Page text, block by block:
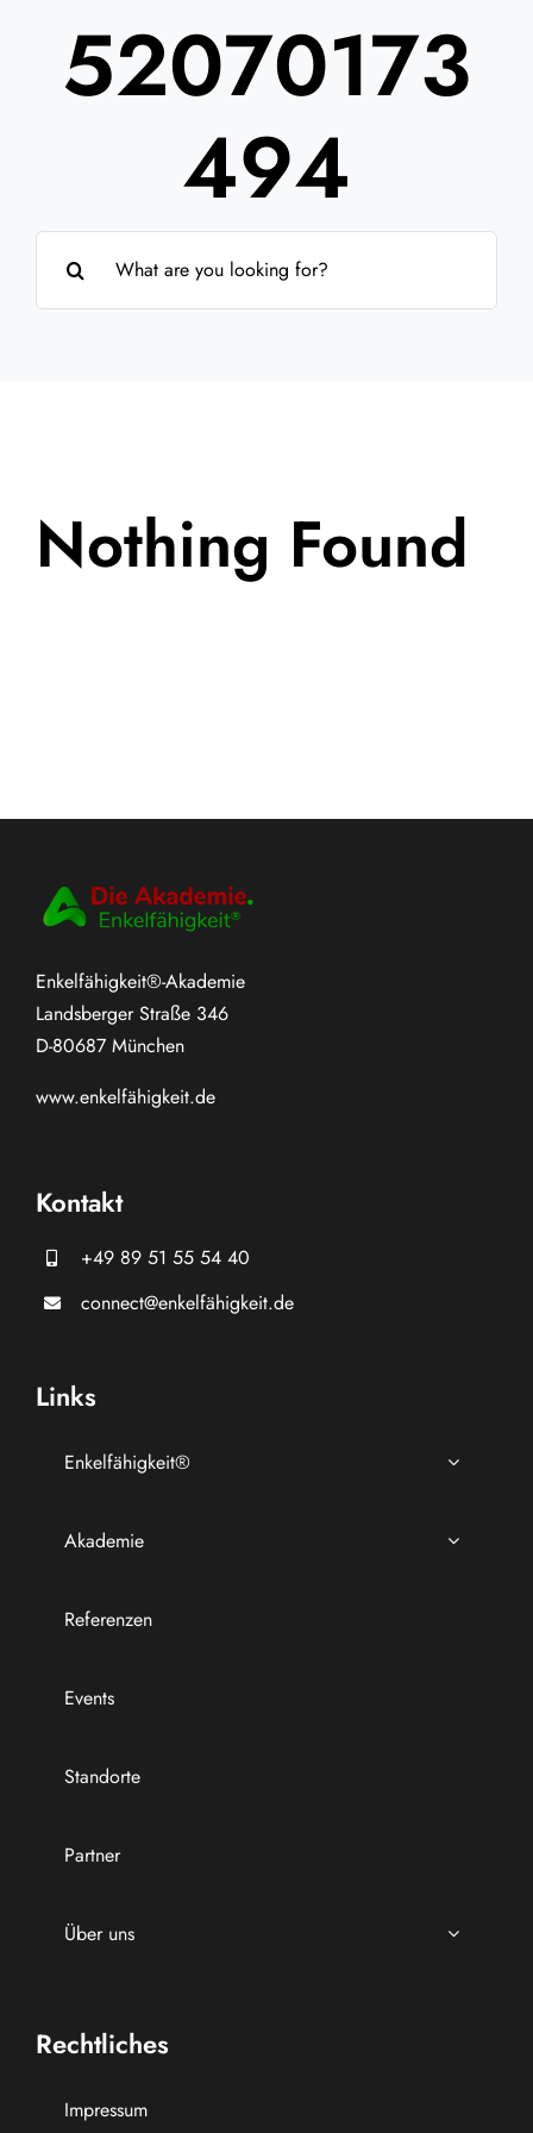
Über uns
52070173
494
nach:
Nothing Found
Enkelfähigkeit®-Akademie
Landsberger Straße 346
D-80687 München
www.enkelfähigkeit.de
Kontakt
+49 89 51 55 54 40
connect@enkelfähigkeit.de
Links
Enkelfähigkeit®
Akademie
Referenzen
Events
Standorte
Partner
Über uns
Rechtliches
Impressum